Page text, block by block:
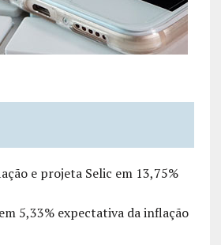
e projeta Selic em 13,75%
5,33% expectativa da inflação